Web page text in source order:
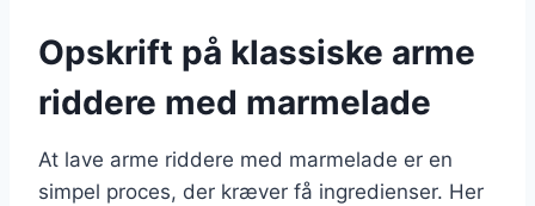
Opskrift på klassiske arme
riddere med marmelade
At lave arme riddere med marmelade er en
simpel proces, der kræver få ingredienser. Her